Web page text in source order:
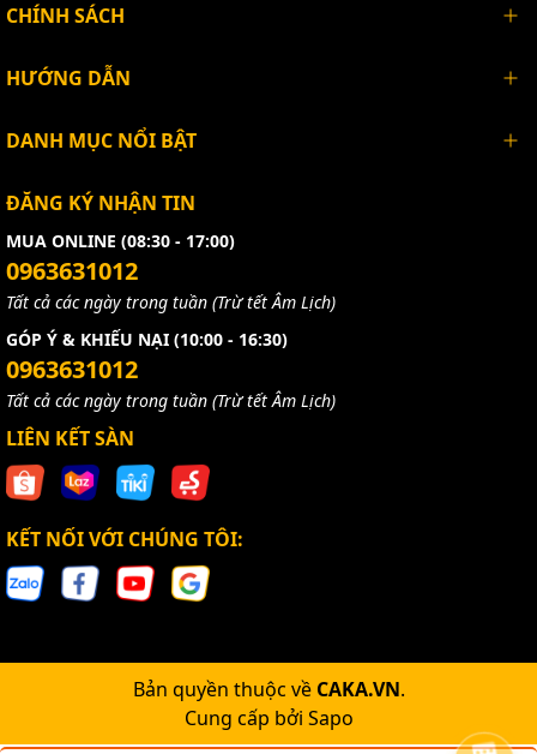
CHÍNH SÁCH
HƯỚNG DẪN
DANH MỤC NỔI BẬT
ĐĂNG KÝ NHẬN TIN
MUA ONLINE (08:30 - 17:00)
0963631012
Tất cả các ngày trong tuần (Trừ tết Âm Lịch)
GÓP Ý & KHIẾU NẠI (10:00 - 16:30)
0963631012
Tất cả các ngày trong tuần (Trừ tết Âm Lịch)
LIÊN KẾT SÀN
KẾT NỐI VỚI CHÚNG TÔI:
Bản quyền thuộc về CAKA.VN.
Cung cấp bởi Sapo